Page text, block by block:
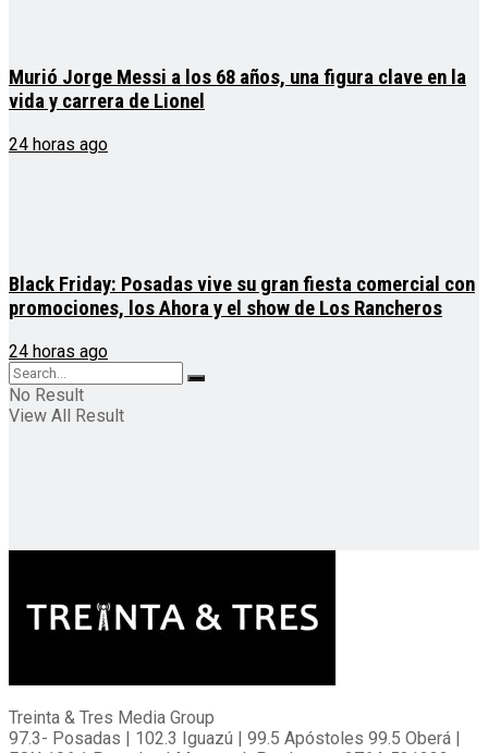
Murió Jorge Messi a los 68 años, una figura clave en la
vida y carrera de Lionel
24 horas ago
Black Friday: Posadas vive su gran fiesta comercial con
promociones, los Ahora y el show de Los Rancheros
24 horas ago
No Result
View All Result
Treinta & Tres Media Group
97.3- Posadas | 102.3 Iguazú | 99.5 Apóstoles 99.5 Oberá |